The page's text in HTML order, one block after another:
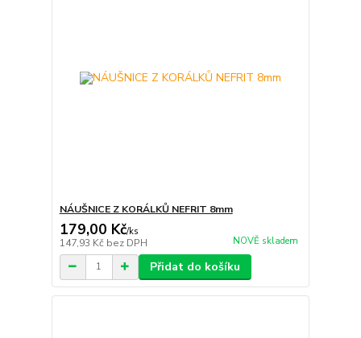
NÁUŠNICE Z KORÁLKŮ NEFRIT 8mm
179,00 Kč/ks
147,93 Kč bez DPH NOVĚ skladem
Přidat do košíku